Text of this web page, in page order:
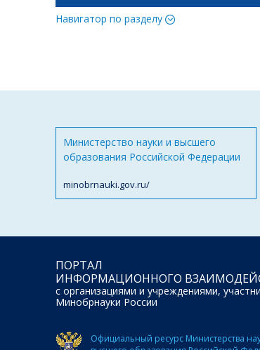
Навигатор по разделу
Министерство науки и высшего
образования Российской Федерации
minobrnauki.gov.ru/
ПОРТАЛ
ИНФОРМАЦИОННОГО
с организациями и учреждениями,
Минобрнауки России
Официальный ресурс Министерства